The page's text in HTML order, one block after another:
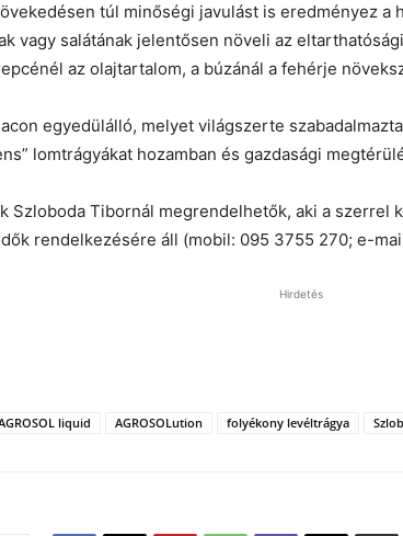
túl minőségi javulást is eredményez a
vagy salátának jelentősen növeli az
az olajtartalom, a búzánál a fehérje
egyedülálló, melyet világszerte
lomtrágyákat hozamban és gazdasági
Szloboda Tibornál megrendelhetők, aki a szerrel
rendelkezésére áll (mobil: 095 3755 270; e-
Hirdetés
liquid AGROSOLution folyékony levéltrágya